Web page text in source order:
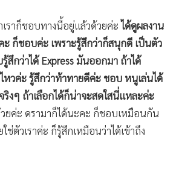
เราก็ชอบทางนี้อยู่แล้วด้วยค่ะได้ดูผลงาน
ะ ก็ชอบค่ะ เพราะรู้สึกว่าก็สนุกดี เป็นตัว
รู้สึกว่าได้ Express มันออกมา ถ้าได้
วค่ะ รู้สึกว่าท้าทายดีค่ะ ชอบ หนูเล่นได้
ริงๆ ถ้าเลือกได้ก็น่าจะสดใสนี่แหละค่ะ
ยค่ะ ดรามาก็ได้นะคะ ก็ชอบเหมือนกัน
ช่ตัวเราค่ะ ก็รู้สึกเหมือนว่าได้เข้าถึง